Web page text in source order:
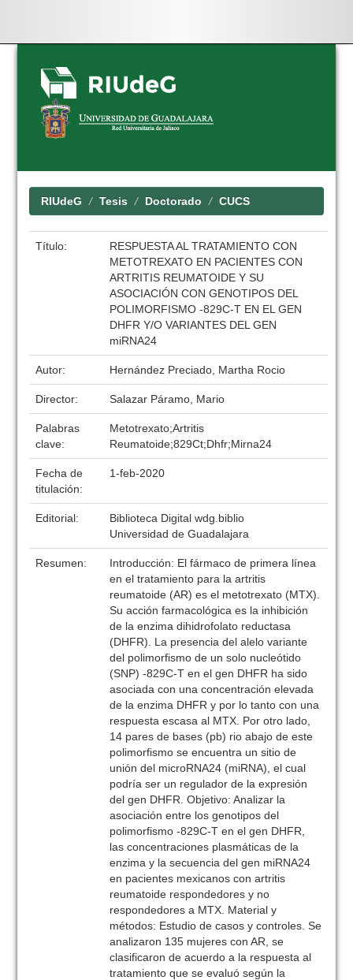
Skip
navigation
RIUdeG Tesis Doctorado CUCS
Título:
RESPUESTA AL TRATAMIENTO CON
METOTREXATO EN PACIENTES CON
ARTRITIS REUMATOIDE Y SU
ASOCIACIÓN CON GENOTIPOS DEL
POLIMORFISMO -829C-T EN EL GEN
DHFR Y/O VARIANTES DEL GEN
miRNA24
Autor: Hernández Preciado, Martha Rocio
Director: Salazar Páramo, Mario
Palabras
clave:
Metotrexato;Artritis
Reumatoide;829Ct;Dhfr;Mirna24
Fecha de
titulación:
1-feb-2020
Editorial:
Biblioteca Digital wdg.biblio
Universidad de Guadalajara
Resumen:
Introducción: El fármaco de primera línea
en el tratamiento para la artritis
reumatoide (AR) es el metotrexato (MTX).
Su acción farmacológica es la inhibición
de la enzima dihidrofolato reductasa
(DHFR). La presencia del alelo variante
del polimorfismo de un solo nucleótido
(SNP) -829C-T en el gen DHFR ha sido
asociada con una concentración elevada
de la enzima DHFR y por lo tanto con una
respuesta escasa al MTX. Por otro lado,
14 pares de bases (pb) rio abajo de este
polimorfismo se encuentra un sitio de
unión del microRNA24 (miRNA), el cual
podría ser un regulador de la expresión
del gen DHFR. Objetivo: Analizar la
asociación entre los genotipos del
polimorfismo -829C-T en el gen DHFR,
las concentraciones plasmáticas de la
enzima y la secuencia del gen miRNA24
en pacientes mexicanos con artritis
reumatoide respondedores y no
respondedores a MTX. Material y
métodos: Estudio de casos y controles. Se
analizaron 135 mujeres con AR, se
clasificaron de acuerdo a la respuesta al
tratamiento que se evaluó según la